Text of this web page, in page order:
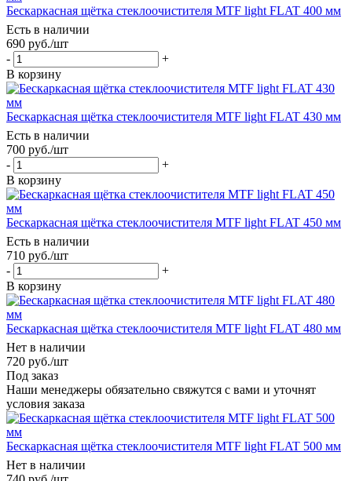
Бескаркасная щётка стеклоочистителя MTF light FLAT 400 мм
Есть в наличии
690 руб./шт
-
+
В корзину
Бескаркасная щётка стеклоочистителя MTF light FLAT 430 мм
Есть в наличии
700 руб./шт
-
+
В корзину
Бескаркасная щётка стеклоочистителя MTF light FLAT 450 мм
Есть в наличии
710 руб./шт
-
+
В корзину
Бескаркасная щётка стеклоочистителя MTF light FLAT 480 мм
Нет в наличии
720 руб./шт
Под заказ
Наши менеджеры обязательно свяжутся с вами и уточнят
условия заказа
Бескаркасная щётка стеклоочистителя MTF light FLAT 500 мм
Нет в наличии